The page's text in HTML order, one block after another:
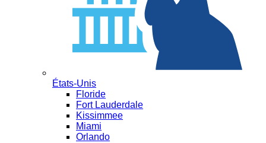
États-Unis
Floride
Fort Lauderdale
Kissimmee
Miami
Orlando